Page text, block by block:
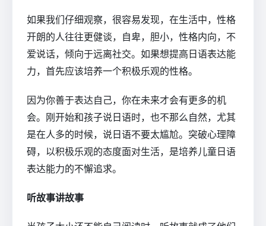
如果我们仔细观察，很容易发现，在生活中，性格
开朗的人往往更健谈，自卑，胆小，性格内向，不
爱说话，倾向于远离社交。如果想提高日语表达能
力，首先应该培养一个积极乐观的性格。
因为你善于表达自己，你在未来才会有更多的机
会。刚开始和孩子说日语时，也不那么自然，尤其
是在人多的时候，说日语不要太尴尬。突破心理障
碍，以积极乐观的态度面对生活，是培养儿童日语
表达能力的不懈追求。
听故事讲故事